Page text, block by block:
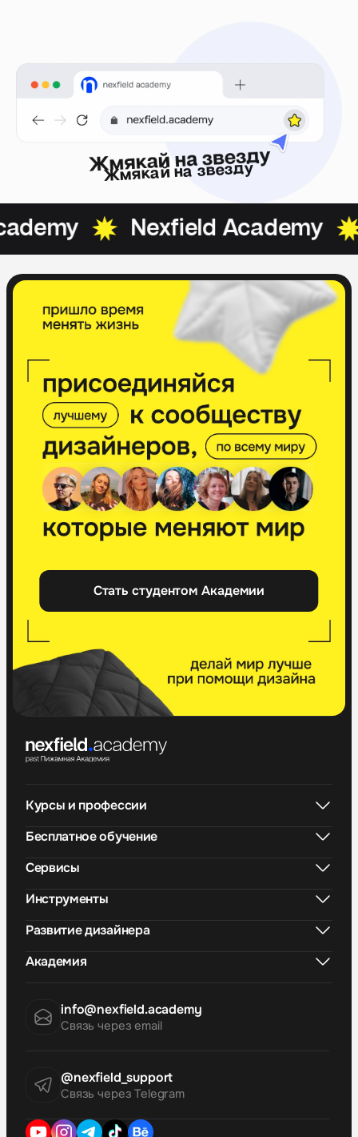
Жмякай на звезду
Nexfield Academy
Стать студентом Академии
info@nexfield.academy
Связь через email
@nexfield_support
Связь через Telegram
Курсы и профессии
Бесплатное обучение
Сервисы
Инструменты
Развитие дизайнера
Академия